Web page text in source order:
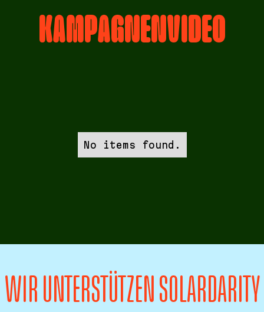
KAMPAGNENVIDEO
No items found.
WIR UNTERSTÜTZEN SOLARDARITY